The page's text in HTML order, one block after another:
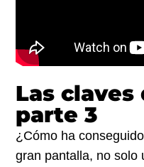
Las claves
parte 3
¿Cómo ha
gran pantalla, no solo